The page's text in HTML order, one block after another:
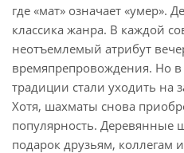
где «мат» означает «умер».
классика жанра. В каждой
неотъемлемый атрибут
времяпрепровождения. Но
традиции стали уходить на
Хотя, шахматы снова
популярность. Деревянные
подарок друзьям, коллегам